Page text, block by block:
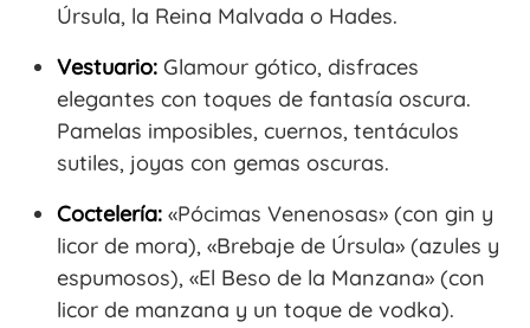
Úrsula, la Reina Malvada o Hades.
Vestuario: Glamour gótico, disfraces
elegantes con toques de fantasía oscura.
Pamelas imposibles, cuernos, tentáculos
sutiles, joyas con gemas oscuras.
Coctelería: «Pócimas Venenosas» (con gin y
licor de mora), «Brebaje de Úrsula» (azules y
espumosos), «El Beso de la Manzana» (con
licor de manzana y un toque de vodka).